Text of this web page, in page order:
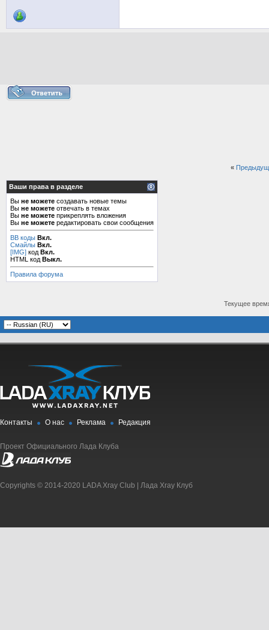
«
Ваши права в разделе
Вы не можете создавать новые темы
Вы не можете отвечать в темах
Вы не можете прикреплять вложения
Вы не можете редактировать свои сообщения
BB коды Вкл.
Смайлы Вкл.
[IMG] код Вкл.
HTML код Выкл.
Правила форума
Текущее
Контакты О нас Реклама Редакция
Проект Официального Лада Клуба
Copyrights © 2014-2020 LADA Xray Club | Лада Xray Клуб